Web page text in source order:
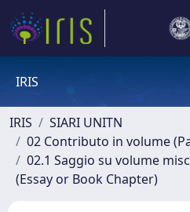
IRIS
IRIS
SIARI UNITN
02 Contributo in volume
02.1 Saggio su volume
(Essay or Book Chapter)